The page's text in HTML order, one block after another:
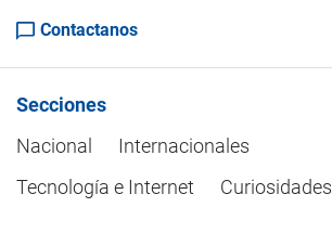
Contactanos
Secciones
Nacional
Internacionales
Tecnología e Internet
Curiosidades